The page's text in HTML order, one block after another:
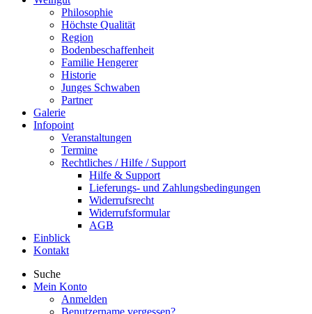
Philosophie
Höchste Qualität
Region
Bodenbeschaffenheit
Familie Hengerer
Historie
Junges Schwaben
Partner
Galerie
Infopoint
Veranstaltungen
Termine
Rechtliches / Hilfe / Support
Hilfe & Support
Lieferungs- und Zahlungsbedingungen
Widerrufsrecht
Widerrufsformular
AGB
Einblick
Kontakt
Suche
Mein Konto
Anmelden